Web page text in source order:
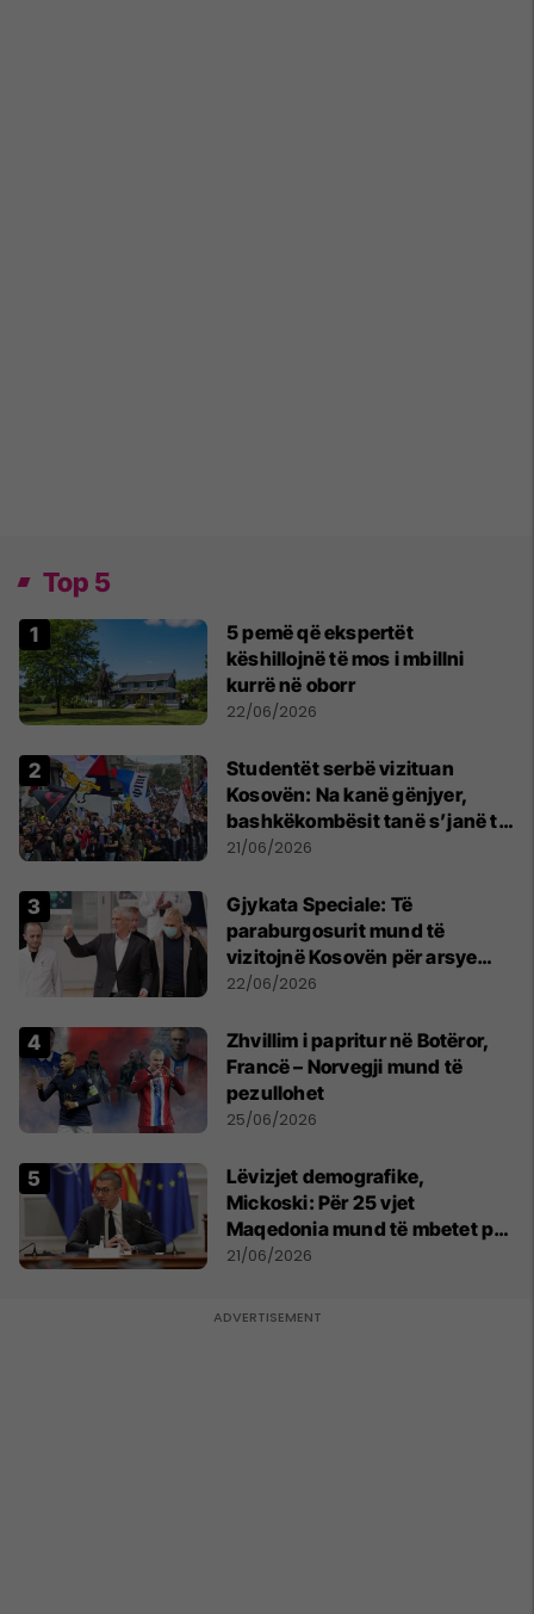
Top 5
5 pemë që ekspertët
këshillojnë të mos i mbillni
kurrë në oborr
22/06/2026
Studentët serbë vizituan
Kosovën: Na kanë gënjyer,
bashkëkombësit tanë s’janë të
shtypur
21/06/2026
​Gjykata Speciale: Të
paraburgosurit mund të
vizitojnë Kosovën për arsye
humanitare
22/06/2026
Zhvillim i papritur në Botëror,
Francë – Norvegji mund të
pezullohet
25/06/2026
Lëvizjet demografike,
Mickoski: Për 25 vjet
Maqedonia mund të mbetet pa
150 mijë deri në 250 mijë
21/06/2026